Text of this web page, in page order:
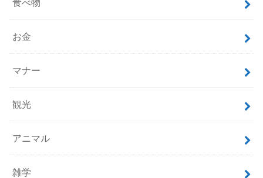
食べ物
お金
マナー
観光
アニマル
雑学